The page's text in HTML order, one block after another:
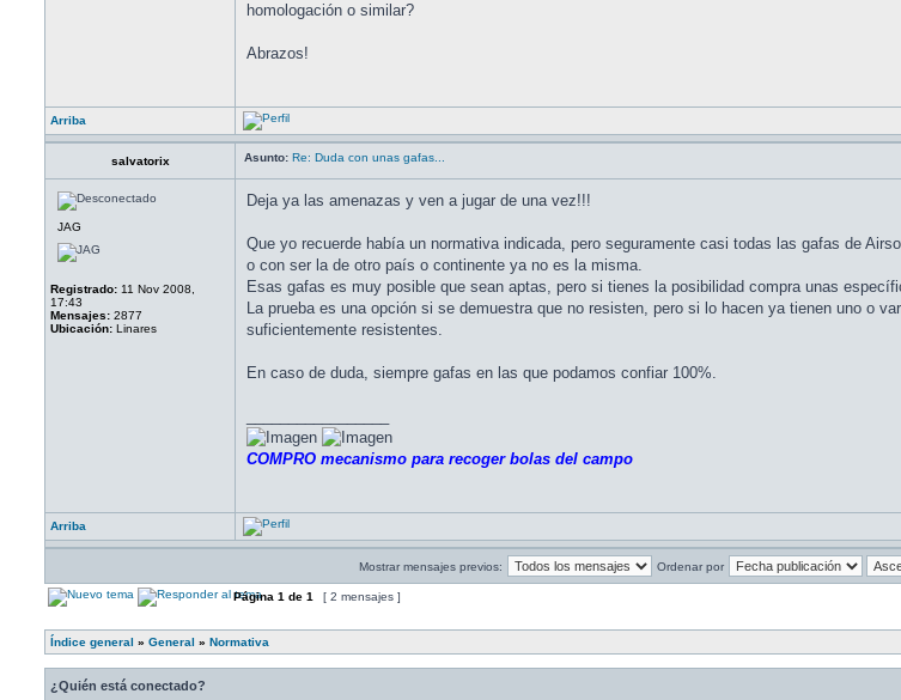
homologación o similar?
Abrazos!
Arriba
salvatorix Asunto: Re: Duda con unas gafas...
JAG
Registrado: 11 Nov 2008,
17:43
Mensajes: 2877
Ubicación: Linares
Deja ya las amenazas y ven a jugar de una vez!!!
Que yo recuerde había un normativa indicada, pero seguramente casi todas las gafas de
o con ser la de otro país o continente ya no es la misma.
Esas gafas es muy posible que sean aptas, pero si tienes la posibilidad compra unas
La prueba es una opción si se demuestra que no resisten, pero si lo hacen ya tienen uno o
suficientemente resistentes.
En caso de duda, siempre gafas en las que podamos confiar 100%.
COMPRO mecanismo para recoger bolas del campo
Arriba
Mostrar mensajes previos: Ordenar por
Página 1 de 1 [ 2 mensajes ]
Índice general » General » Normativa
¿Quién está conectado?